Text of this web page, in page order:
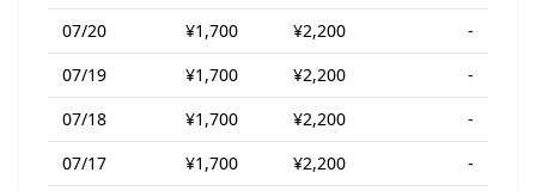
07/20
¥1,700 ¥2,200
-
07/19
¥1,700 ¥2,200
-
07/18
¥1,700 ¥2,200
-
07/17
¥1,700 ¥2,200 -